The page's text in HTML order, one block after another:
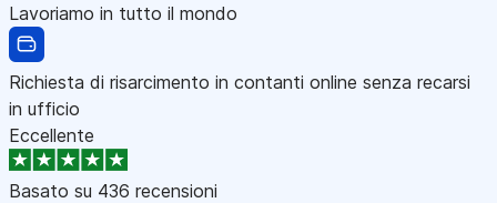
Lavoriamo in tutto il mondo
Richiesta di risarcimento in contanti online senza recarsi
in ufficio
Eccellente
Basato su 436 recensioni